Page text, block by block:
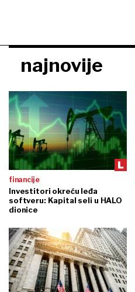
najnovije
financije
Investitori okreću leđa
softveru: Kapital seli u HALO
dionice